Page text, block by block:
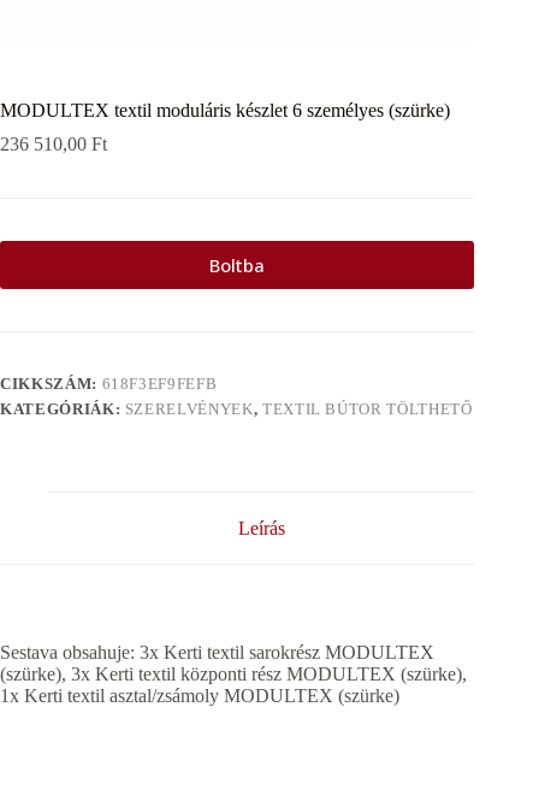
MODULTEX textil moduláris készlet 6 személyes (szürke)
236 510,00 Ft
Boltba
CIKKSZÁM: 618F3EF9FEFB
KATEGÓRIÁK: SZERELVÉNYEK, TEXTIL BÚTOR TÖLTHETŐ
Leírás
Sestava obsahuje: 3x Kerti textil sarokrész MODULTEX
(szürke), 3x Kerti textil központi rész MODULTEX (szürke),
1x Kerti textil asztal/zsámoly MODULTEX (szürke)